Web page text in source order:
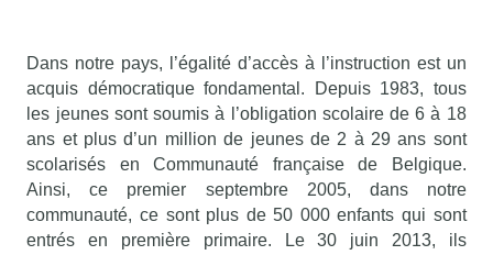
Dans notre pays, l’égalité d’accès à l’instruction est un
acquis démocratique fondamental. Depuis 1983, tous
les jeunes sont soumis à l’obligation scolaire de 6 à 18
ans et plus d’un million de jeunes de 2 à 29 ans sont
scolarisés en Communauté française de Belgique.
Ainsi, ce premier septembre 2005, dans notre
communauté, ce sont plus de 50 000 enfants qui sont
entrés en première primaire. Le 30 juin 2013, ils